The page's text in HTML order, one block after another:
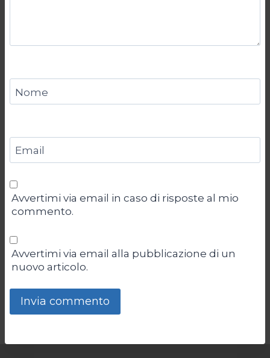
Nome
Email
Avvertimi via email in caso di risposte al mio
commento.
Avvertimi via email alla pubblicazione di un
nuovo articolo.